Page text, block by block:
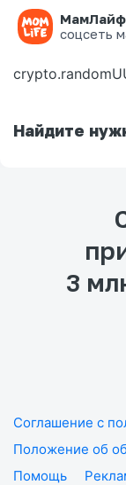
МамЛайф
соцсеть
Ошибка
Найдите
3
Соглашение с
Положение об
Помощь